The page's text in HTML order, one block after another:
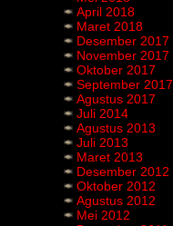
April 2018
Maret 2018
Desember 2017
November 2017
Oktober 2017
September 2017
Agustus 2017
Juli 2014
Agustus 2013
Juli 2013
Maret 2013
Desember 2012
Oktober 2012
Agustus 2012
Mei 2012